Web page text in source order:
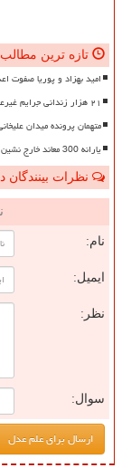
تازه ترین
امید بهزاد و پوریا صفوت
۲۱ هزار زندانی جرایم غیرعمد در انتظار آزادی هستند
متهمان پرونده میدان
یارانه 300 معاند خارج نشین قطع شد
نظرات
نام:
ایمیل:
نظر:
سوال: